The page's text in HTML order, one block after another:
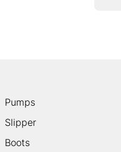
Pumps
Slipper
Boots